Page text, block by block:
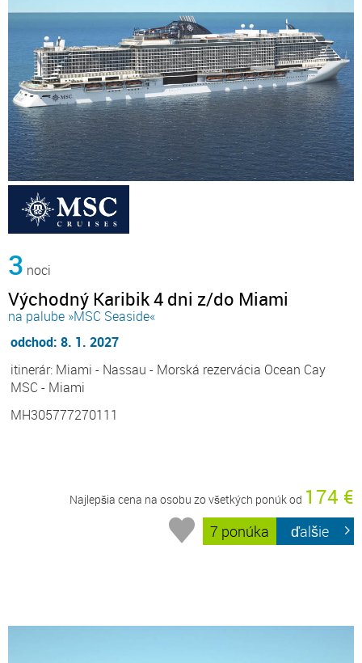
3 noci
Východný Karibik 4 dni z/do Miami
na palube »MSC Seaside«
odchod: 8. 1. 2027
itinerár: Miami - Nassau - Morská rezervácia Ocean Cay
MSC - Miami
MH305777270111
Najlepšia cena na osobu zo všetkých ponúk od 174 €
7 ponúka ďalšie